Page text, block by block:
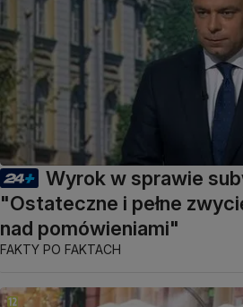
Wyrok w sprawie
"Ostateczne i pełne
nad pomówieniami"
FAKTY PO FAKTACH